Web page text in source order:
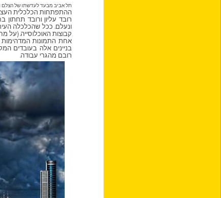
תל אביב מבעד לעדשתו של הצלם
ההתפתחות הכלכלית
רובד עליון ורובד
ונעלם. ככל שהכלכלה
קבוצות האוכלוסייה. (על
אחת התמונות המדהימות
בניינים אלה בעובדים
רובם מהגרי עבודה.